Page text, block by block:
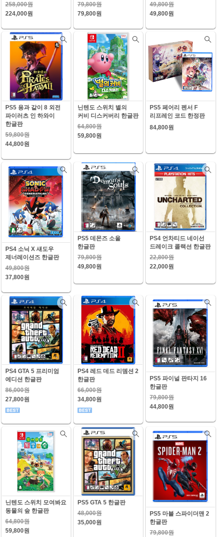
258,000원
224,000원
79,800원
79,800원
49,800원
49,800원
PS5 용과 같이 8 외전
파이러츠 인 하와이
한글판
59,800원
44,800원
닌텐도 스위치 별의
커비 디스커버리 한글판
64,800원
59,800원
PS5 페어리 펜서 F
리프레인 코드 한정판
84,800원
PS4 소닉 X 섀도우
제너레이션즈 한글판
49,800원
37,800원
PS5 데몬즈 소울
한글판
79,800원
49,800원
PS4 언차티드 네이선
드레이크 콜랙션 한글판
22,800원
22,000원
PS4 GTA 5 프리미엄
에디션 한글판
86,000원
27,800원
PS4 레드 데드 리뎀션 2
한글판
66,000원
34,800원
PS5 파이널 판타지 16
한글판
79,800원
44,800원
닌텐도 스위치 모여봐요
동물의 숲 한글판
64,800원
59,800원
PS5 GTA 5 한글판
48,000원
35,000원
PS5 마블 스파이더맨 2
한글판
79,800원